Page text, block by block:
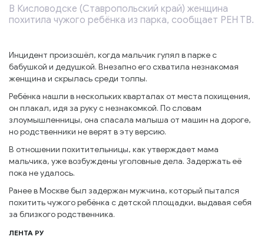
В Кисловодске (Ставропольский край) женщина
похитила чужого ребёнка из парка, сообщает РЕН ТВ.
Инцидент произошёл, когда мальчик гулял в парке с
бабушкой и дедушкой. Внезапно его схватила незнакомая
женщина и скрылась среди толпы.
Ребёнка нашли в нескольких кварталах от места похищения,
он плакал, идя за руку с незнакомкой. По словам
злоумышленницы, она спасала малыша от машин на дороге,
но родственники не верят в эту версию.
В отношении похитительницы, как утверждает мама
мальчика, уже возбуждены уголовные дела. Задержать её
пока не удалось.
Ранее в Москве был задержан мужчина, который пытался
похитить чужого ребёнка с детской площадки, выдавая себя
за близкого родственника.
ЛЕНТА РУ